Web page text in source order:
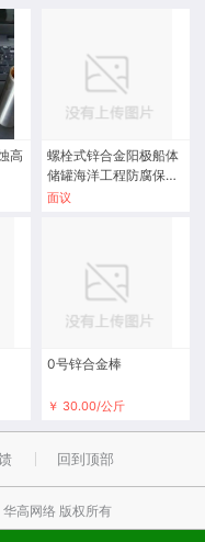
高
螺栓式锌合金阳极船体
储罐海洋工程防腐保护
锌合金牺牲阳极
面议
0号锌合金棒
￥ 30.00/公斤
回到顶部
高网络 版权所有